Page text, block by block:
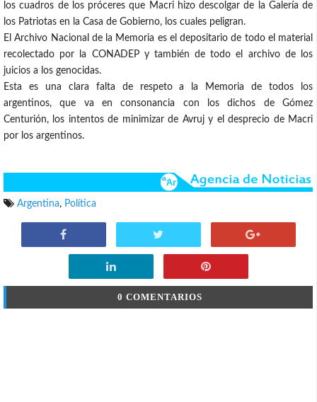
los cuadros de los próceres que Macri hizo descolgar de la Galería de
los Patriotas en la Casa de Gobierno, los cuales peligran.
El Archivo Nacional de la Memoria es el depositario de todo el material
recolectado por la CONADEP y también de todo el archivo de los
juicios a los genocidas.
Esta es una clara falta de respeto a la Memoria de todos los
argentinos, que va en consonancia con los dichos de Gómez
Centurión, los intentos de minimizar de Avruj y el desprecio de Macri
por los argentinos.
Argentina, Política
0 COMENTARIOS